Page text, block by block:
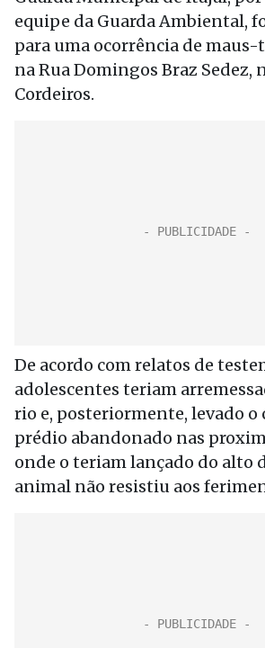
equipe da Guarda Ambiental,
para uma ocorrência de
na Rua Domingos Braz Sedez,
Cordeiros.
De acordo com relatos de
adolescentes teriam
rio e, posteriormente, levado o
prédio abandonado nas
onde o teriam lançado do alto
animal não resistiu aos